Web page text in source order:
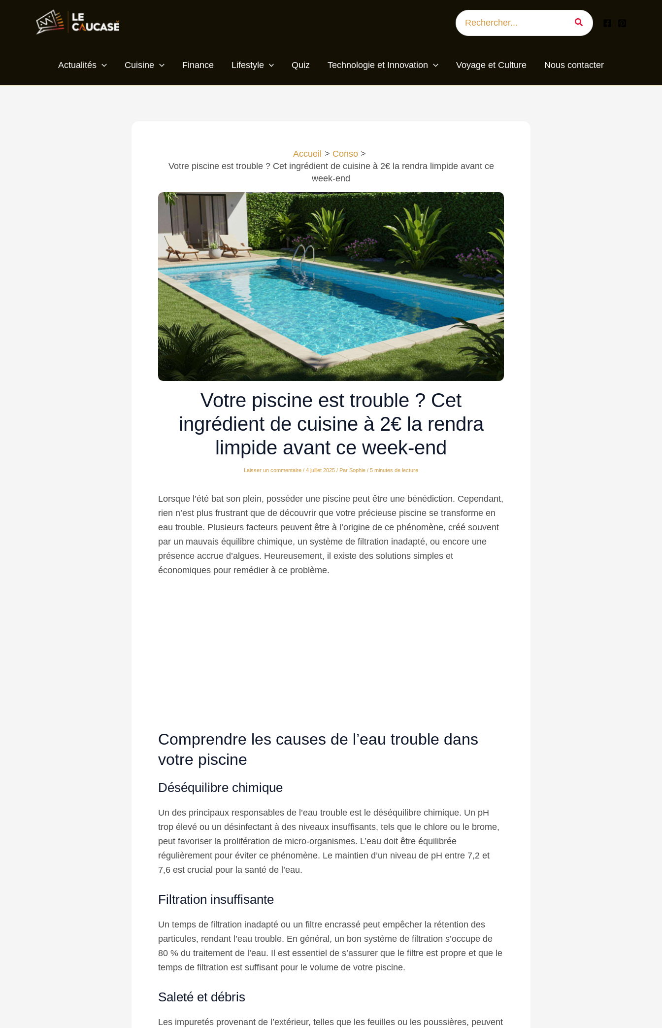
Search
for:
Actualités Cuisine Finance Lifestyle Quiz Technologie et Innovation Voyage et Culture Nous contacter
Accueil
Conso
Votre piscine est trouble ? Cet ingrédient de cuisine à 2€ la rendra limpide avant ce
week-end
Votre piscine est trouble ? Cet
ingrédient de cuisine à 2€ la rendra
limpide avant ce week-end
Laisser un commentaire / 4 juillet 2025 / Par Sophie / 5 minutes de lecture
Lorsque l’été bat son plein, posséder une piscine peut être une bénédiction. Cependant,
rien n’est plus frustrant que de découvrir que votre précieuse piscine se transforme en
eau trouble. Plusieurs facteurs peuvent être à l’origine de ce phénomène, créé souvent
par un mauvais équilibre chimique, un système de filtration inadapté, ou encore une
présence accrue d’algues. Heureusement, il existe des solutions simples et
économiques pour remédier à ce problème.
Comprendre les causes de l’eau trouble dans
votre piscine
Déséquilibre chimique
Un des principaux responsables de l’eau trouble est le déséquilibre chimique. Un pH
trop élevé ou un désinfectant à des niveaux insuffisants, tels que le chlore ou le brome,
peut favoriser la prolifération de micro-organismes. L’eau doit être équilibrée
régulièrement pour éviter ce phénomène. Le maintien d’un niveau de pH entre 7,2 et
7,6 est crucial pour la santé de l’eau.
Filtration insuffisante
Un temps de filtration inadapté ou un filtre encrassé peut empêcher la rétention des
particules, rendant l’eau trouble. En général, un bon système de filtration s’occupe de
80 % du traitement de l’eau. Il est essentiel de s’assurer que le filtre est propre et que le
temps de filtration est suffisant pour le volume de votre piscine.
Saleté et débris
Les impuretés provenant de l’extérieur, telles que les feuilles ou les poussières, peuvent